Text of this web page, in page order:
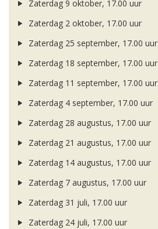
Zaterdag 9 oktober, 17.00 uur
Zaterdag 2 oktober, 17.00 uur
Zaterdag 25 september, 17.00 uur
Zaterdag 18 september, 17.00 uur
Zaterdag 11 september, 17.00 uur
Zaterdag 4 september, 17.00 uur
Zaterdag 28 augustus, 17.00 uur
Zaterdag 21 augustus, 17.00 uur
Zaterdag 14 augustus, 17.00 uur
Zaterdag 7 augustus, 17.00 uur
Zaterdag 31 juli, 17.00 uur
Zaterdag 24 juli, 17.00 uur